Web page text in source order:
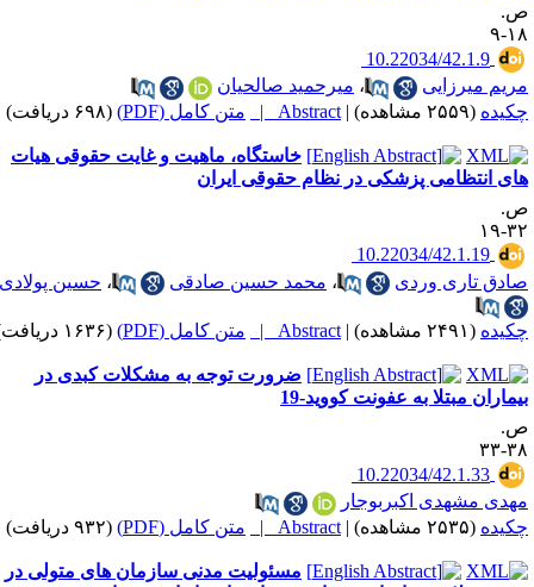
۹
‎ 10.22034/42.1.9
میرزایی
،میرحمید صالحیان
(۲۵۵۹ مشاهده) |
Abstract | متن کامل (PDF) (۶۹۸ دریافت)
خاستگاه، ماهیت و غایت حقوقی هیات
انتظامی پزشکی در نظام حقوقی ایران
۱۹
‎ 10.22034/42.1.19
تاری وردی
،محمد حسین صادقی ،حسین پولادی
(۲۴۹۱ مشاهده) |
Abstract | متن کامل (PDF) (۱۶۳۶ دریافت)
ضرورت توجه به مشکلات کبدی در
مبتلا به عفونت کووید-19
۳۳
‎ 10.22034/42.1.33
مشهدی اکبربوجار
(۲۵۳۵ مشاهده) |
Abstract | متن کامل (PDF) (۹۳۲ دریافت)
مسئولیت مدنی سازمان های متولی در